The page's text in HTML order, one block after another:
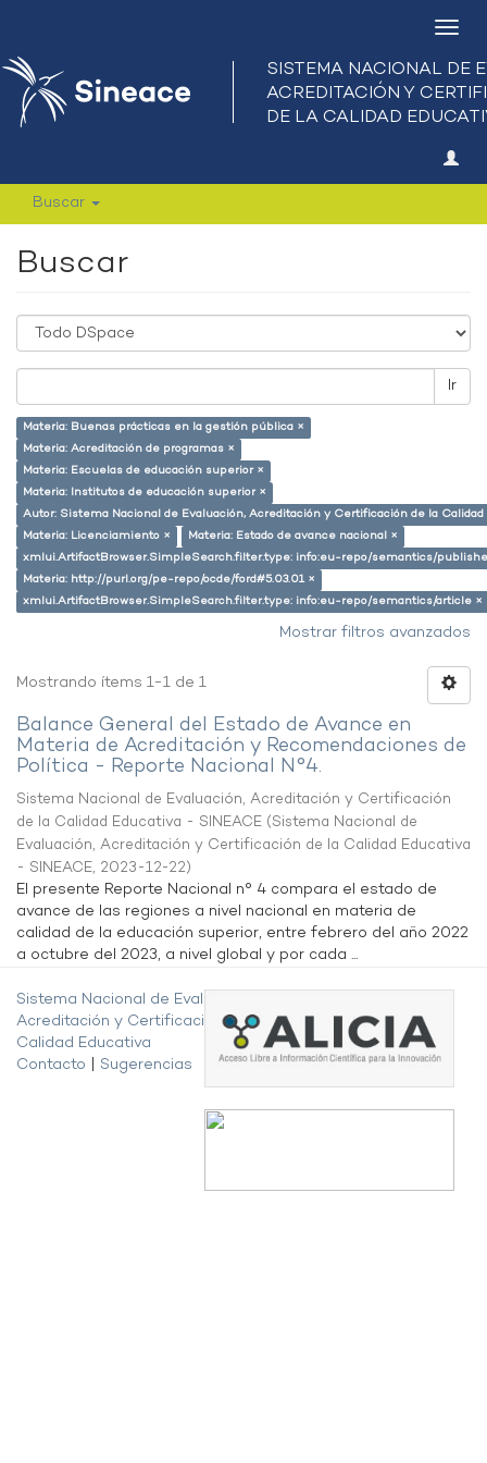
Buscar
Buscar
Ir
Materia: Buenas prácticas en la gestión pública ×
Materia: Acreditación de programas ×
Materia: Escuelas de educación superior ×
Materia: Institutos de educación superior ×
Autor: Sistema Nacional de Evaluación, Acreditación y Certificación de la
Materia: Licenciamiento ×
Materia: Estado de avance nacional ×
xmlui.ArtifactBrowser.SimpleSearch.filter.type: info:eu-repo/semantics/
Materia: http://purl.org/pe-repo/ocde/ford#5.03.01 ×
xmlui.ArtifactBrowser.SimpleSearch.filter.type: info:eu-repo/semantics/article ×
Mostrar filtros avanzados
Mostrando ítems 1-1 de 1
Balance General del Estado de Avance en
Materia de Acreditación y Recomendaciones de
Política - Reporte Nacional N°4.
Sistema Nacional de Evaluación, Acreditación y Certificación
de la Calidad Educativa - SINEACE (Sistema Nacional de
Evaluación, Acreditación y Certificación de la Calidad Educativa
- SINEACE, 2023-12-22)
El presente Reporte Nacional n° 4 compara el estado de
avance de las regiones a nivel nacional en materia de
calidad de la educación superior, entre febrero del año 2022
a octubre del 2023, a nivel global y por cada ...
Sistema Nacional de Evaluación,
Acreditación y Certificación de la
Calidad Educativa
Contacto
Sugerencias